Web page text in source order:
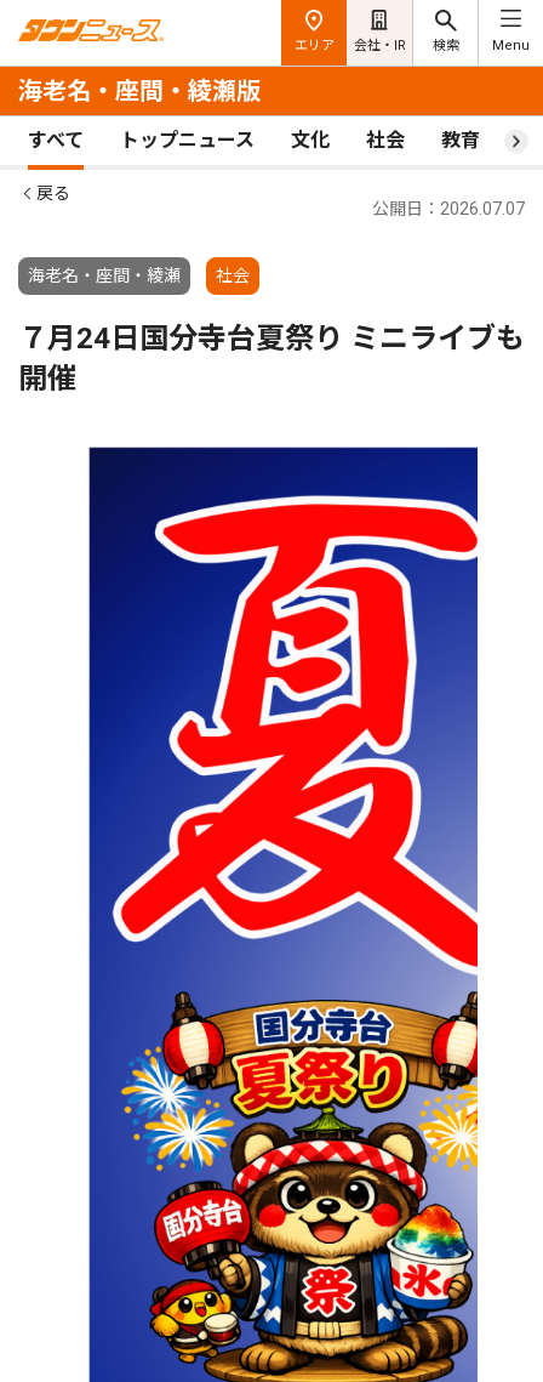
エリア 会社・IR 検索 Menu
海老名・座間・綾瀬版
すべて トップニュース 文化 社会 教育 ス
戻る
海老名・座間・綾瀬 社会
公開日：2026.07.07
７月24日国分寺台夏祭り ミニライブも
開催